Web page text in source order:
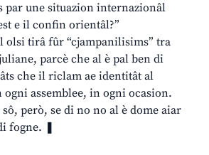
par une situazion internazionâl
e il confin orientâl?”
olsi tirâ fûr “cjampanilisims” tra
parcè che al è pal ben di
che il riclam ae identitât al
assemblee, in ogni ocasion.
però, se di no no al è dome aiar
fogne. ❚